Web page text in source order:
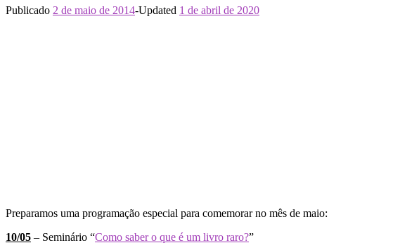
Publicado 2 de maio de 2014-Updated 1 de abril de 2020
Preparamos uma programação especial para comemorar no mês de maio:
10/05 – Seminário “Como saber o que é um livro raro?”